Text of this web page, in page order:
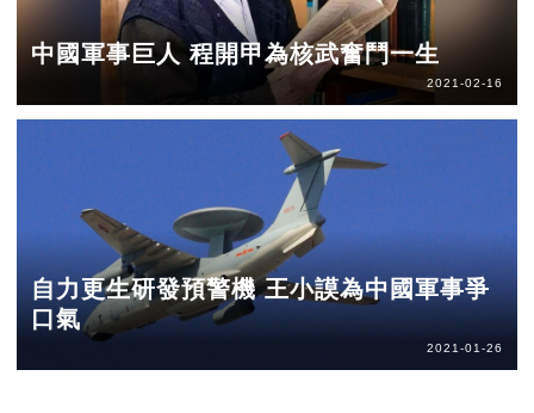
中國軍事巨人 程開甲為核武奮鬥一生
2021-02-16
自力更生研發預警機 王小謨為中國軍事爭
口氣
2021-01-26